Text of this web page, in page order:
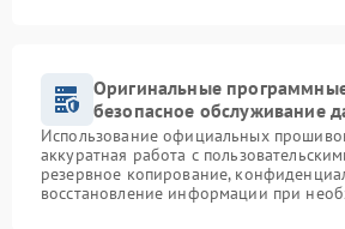
Оригинальные
безопасное обслуживание
Использование официальных
аккуратная работа с
резервное копирование,
восстановление информации при